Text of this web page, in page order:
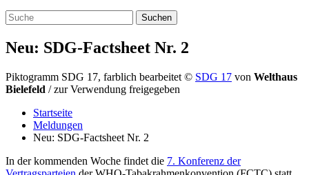
Neu: SDG-Factsheet Nr. 2
Piktogramm SDG 17, farblich bearbeitet © SDG 17 von Welthaus
Bielefeld / zur Verwendung freigegeben
Startseite
Meldungen
Neu: SDG-Factsheet Nr. 2
In der kommenden Woche findet die 7. Konferenz der